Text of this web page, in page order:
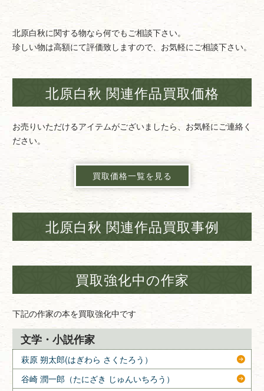
北原白秋に関する物なら何でもご相談下さい。
珍しい物は高額にて評価致しますので、お気軽にご相談下さい。
北原白秋 関連作品買取価格
お売りいただけるアイテムがございましたら、お気軽にご連絡く
ださい。
買取価格一覧を見る
北原白秋 関連作品買取事例
買取強化中の作家
下記の作家の本を買取強化中です
文学・小説作家
萩原 朔太郎(はぎわら さくたろう）
谷崎 潤一郎（たにざき じゅんいちろう）